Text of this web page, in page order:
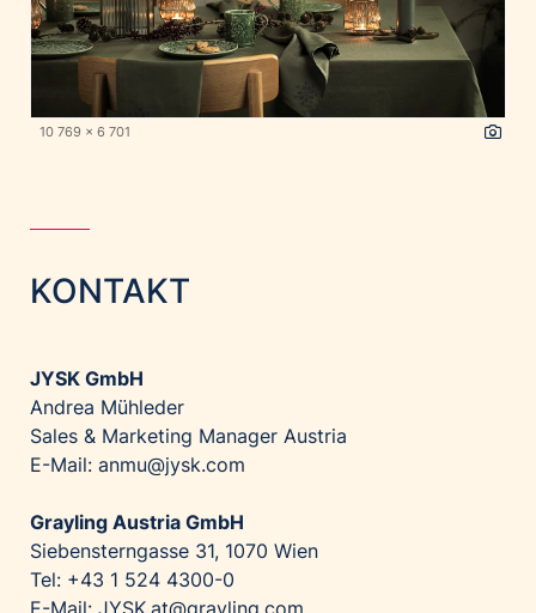
10 769 x 6 701
KONTAKT
JYSK GmbH
Andrea Mühleder
Sales & Marketing Manager Austria
E-Mail: anmu@jysk.com
Grayling Austria GmbH
Siebensterngasse 31, 1070 Wien
Tel: +43 1 524 4300-0
E-Mail: JYSK.at@grayling.com